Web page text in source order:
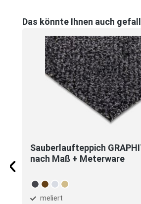
Produktgalerie überspringen
Das könnte Ihnen auch
Sauberlaufteppich
nach Maß + Meterware
Farbeauswählen
anthrazit
braun
grausand
meliert